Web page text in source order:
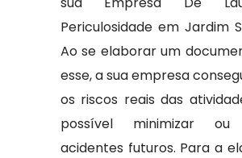
Periculosidade em Jardim
Ao se elaborar um
esse, a sua empresa
os riscos reais das
possível minimizar ou
acidentes futuros. Para a